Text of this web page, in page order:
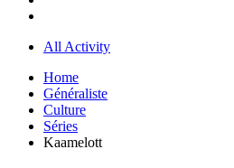
All Activity
Home
Généraliste
Culture
Séries
Kaamelott